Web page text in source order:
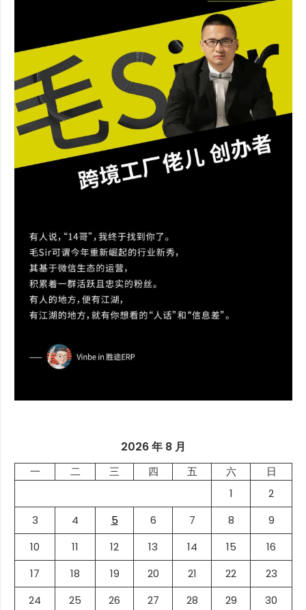
2026 年 8 月
一 二 三 四 五 六
日
1
2
3
4 5 6 7 8
9
10
11 12 13 14 15
16
17
18 19 20 21 22
23
24
25 26 27 28 29 30